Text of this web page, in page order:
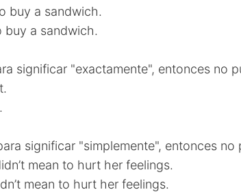
buy a sandwich.
buy a sandwich.
significar "exactamente", entonces no
significar "simplemente", entonces no
mean to hurt her feelings.
mean to hurt her feelings.